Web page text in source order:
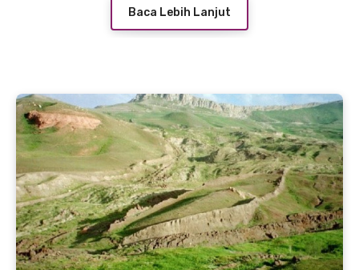
Baca Lebih Lanjut